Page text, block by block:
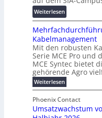
n
z
s
f
r
d
e
r
u
n
g
b
r
r
d
z
u
m
E
n
e
r
g
u
r
e
n
t
w
i
c
k
e
l
e
N
Weiterlesen:
R
e
k
o
r
d
b
e
e
i
Kabelmanagement
Mit den robusten
Serie MCE Pro und
MCE Syntec bietet
gehörende Agro
Weiterlesen:
M
h
r
Phoenix Contact
Umsatzwachstum